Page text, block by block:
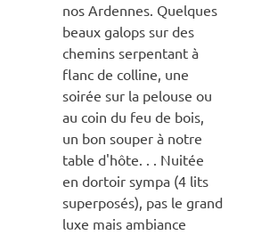
nos Ardennes. Quelques
beaux galops sur des
chemins serpentant à
flanc de colline, une
soirée sur la pelouse ou
au coin du feu de bois,
un bon souper à notre
table d'hôte. . . Nuitée
en dortoir sympa (4 lits
superposés), pas le grand
luxe mais ambiance